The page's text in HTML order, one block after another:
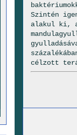
Szintén
alakul ki,
célzott